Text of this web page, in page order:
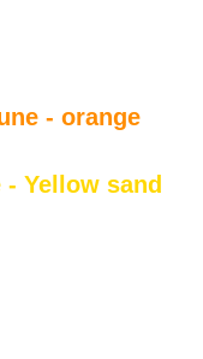
- orange
Yellow sand